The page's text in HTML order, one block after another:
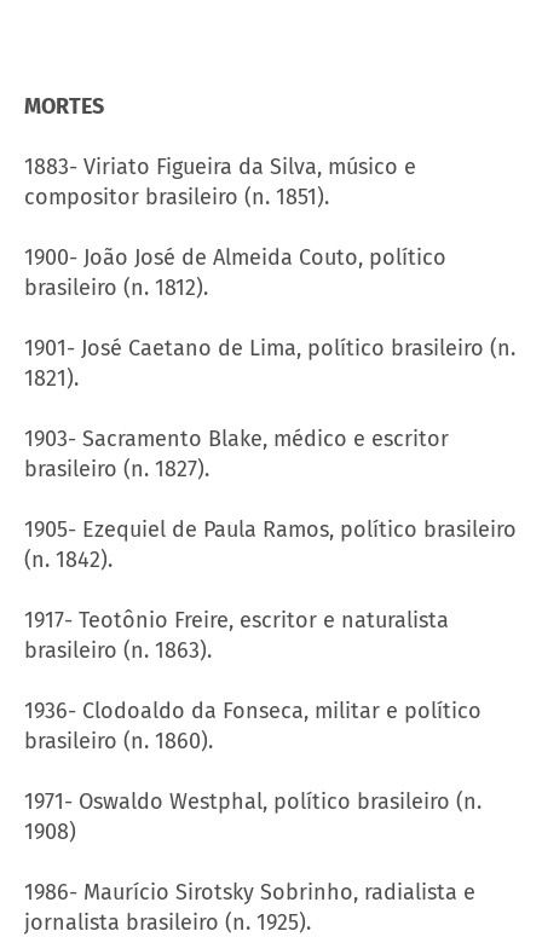
MORTES
1883- Viriato Figueira da Silva, músico e
compositor brasileiro (n. 1851).
1900- João José de Almeida Couto, político
brasileiro (n. 1812).
1901- José Caetano de Lima, político brasileiro (n.
1821).
1903- Sacramento Blake, médico e escritor
brasileiro (n. 1827).
1905- Ezequiel de Paula Ramos, político brasileiro
(n. 1842).
1917- Teotônio Freire, escritor e naturalista
brasileiro (n. 1863).
1936- Clodoaldo da Fonseca, militar e político
brasileiro (n. 1860).
1971- Oswaldo Westphal, político brasileiro (n.
1908)
1986- Maurício Sirotsky Sobrinho, radialista e
jornalista brasileiro (n. 1925).